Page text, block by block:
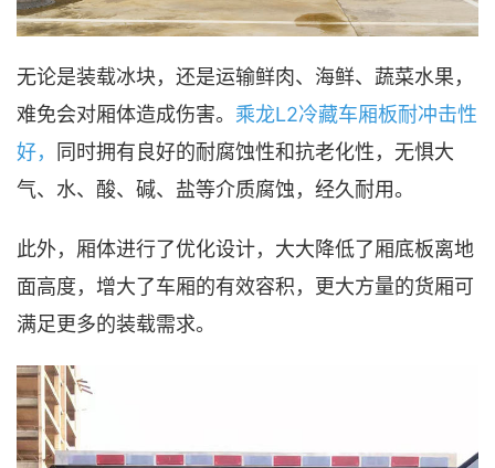
无论是装载冰块，还是运输鲜肉、海鲜、蔬菜水果，
难免会对厢体造成伤害。 乘龙L2冷藏车厢板耐冲击性
好，
同时拥有良好的耐腐蚀性和抗老化性，无惧大
气、水、酸、碱、盐等介质腐蚀，经久耐用。
此外，厢体进行了优化设计，大大降低了厢底板离地
面高度，增大了车厢的有效容积，更大方量的货厢可
满足更多的装载需求。